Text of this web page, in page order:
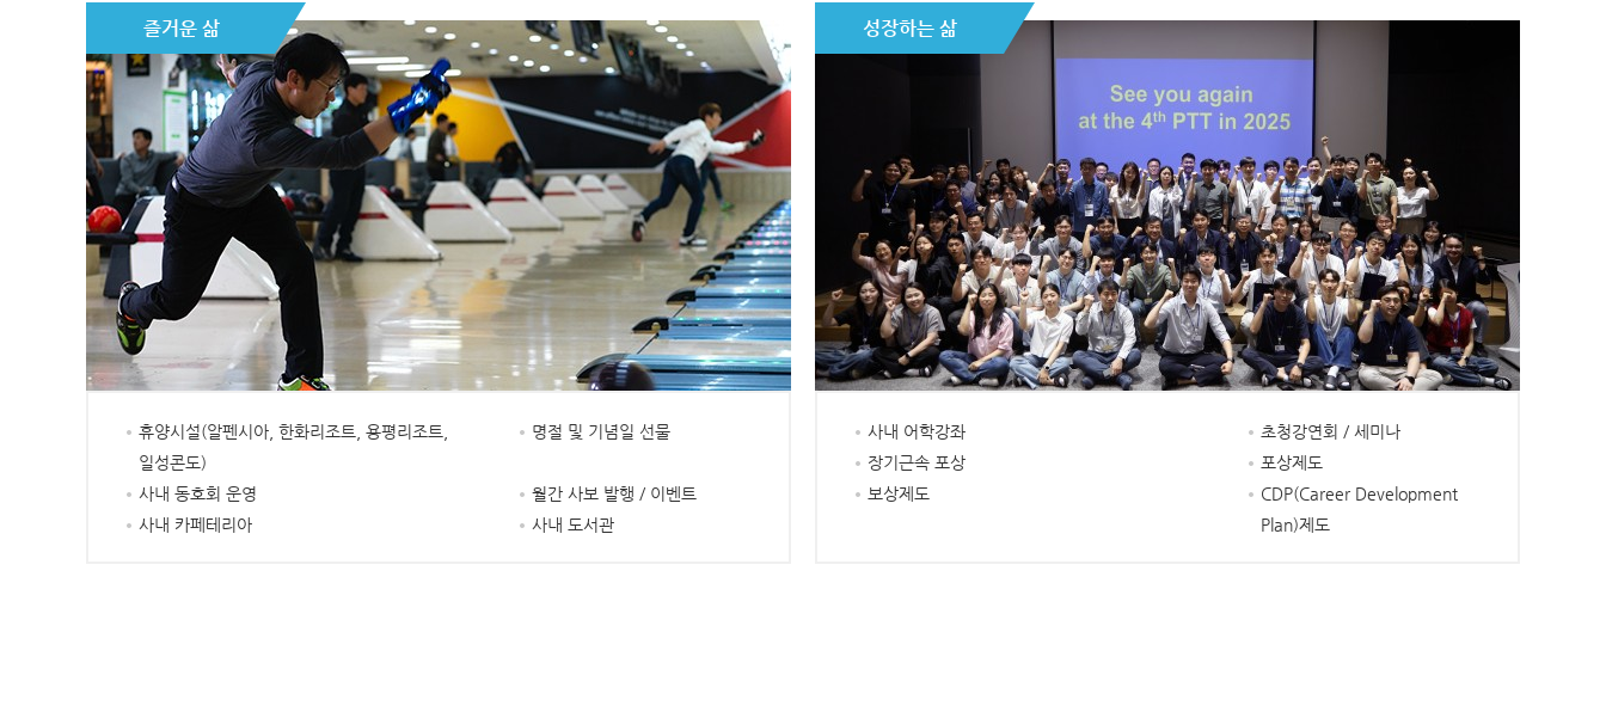
즐거운 삶
휴양시설(알펜시아, 한화리조트, 용평리조트,
일성콘도)
명절 및 기념일 선물
사내 동호회 운영
월간 사보 발행 / 이벤트
사내 카페테리아
사내 도서관
성장하는 삶
사내 어학강좌
초청강연회 / 세미나
장기근속 포상
포상제도
보상제도
CDP(Career Development
Plan)제도